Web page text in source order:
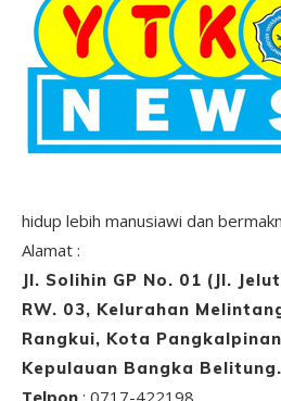
hidup lebih manusiawi dan
Alamat :
Jl. Solihin GP No. 01 (Jl.
RW. 03, Kelurahan
Rangkui, Kota
Kepulauan Bangka Belitung.
Telpon : 0717-422198